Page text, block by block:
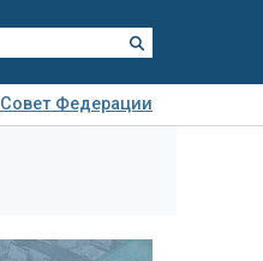
Совет Федерации